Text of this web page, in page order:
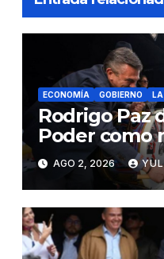
ECONOMÍA GOBIERNO LA
Rodrigo Paz
Poder como
económico y
unidad
AGO 2, 2026